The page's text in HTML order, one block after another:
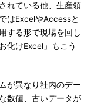
れている他、生産領
はExcelやAccessと
する形で現場を回し
化けExcel」もこう
が異なり社内のデー
数値、古いデータが